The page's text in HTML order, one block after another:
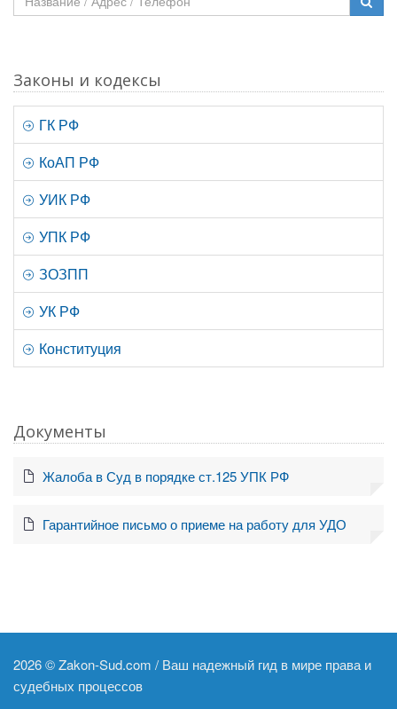
Законы и кодексы
ГК РФ
КоАП РФ
УИК РФ
УПК РФ
ЗОЗПП
УК РФ
Конституция
Документы
Жалоба в Суд в порядке ст.125 УПК РФ
Гарантийное письмо о приеме на работу для УДО
2026 ©Zakon-Sud.com / Ваш надежный гид в мире права и
судебных процессов